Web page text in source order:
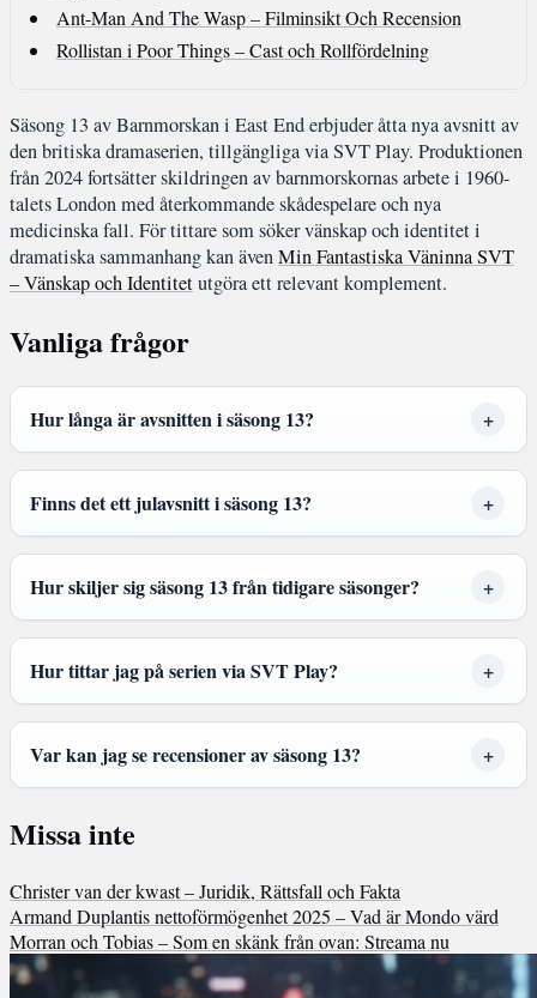
Ant-Man And The Wasp – Filminsikt Och Recension
Rollistan i Poor Things – Cast och Rollfördelning
Säsong 13 av Barnmorskan i East End erbjuder åtta nya avsnitt av
den britiska dramaserien, tillgängliga via SVT Play. Produktionen
från 2024 fortsätter skildringen av barnmorskornas arbete i 1960-
talets London med återkommande skådespelare och nya
medicinska fall. För tittare som söker vänskap och identitet i
dramatiska sammanhang kan ävenMin Fantastiska Väninna SVT
– Vänskap och Identitetutgöra ett relevant komplement.
Vanliga frågor
Hur långa är avsnitten i säsong 13?
Finns det ett julavsnitt i säsong 13?
Hur skiljer sig säsong 13 från tidigare säsonger?
Hur tittar jag på serien via SVT Play?
Var kan jag se recensioner av säsong 13?
Missa inte
Christer van der kwast – Juridik, Rättsfall och Fakta
Armand Duplantis nettoförmögenhet 2025 – Vad är Mondo värd
Morran och Tobias – Som en skänk från ovan: Streama nu